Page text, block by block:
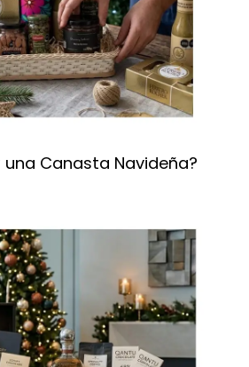
Canasta Navideña?